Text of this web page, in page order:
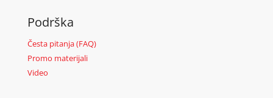
Podrška
Česta pitanja (FAQ)
Promo materijali
Video